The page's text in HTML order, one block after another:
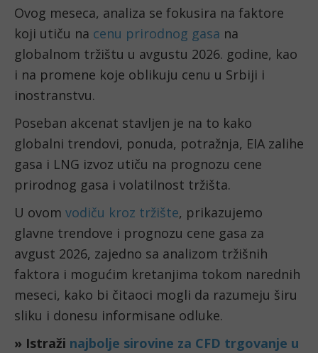
Ovog meseca, analiza se fokusira na faktore
koji utiču na cenu prirodnog gasa na
globalnom tržištu u avgustu 2026. godine, kao
i na promene koje oblikuju cenu u Srbiji i
inostranstvu.
Poseban akcenat stavljen je na to kako
globalni trendovi, ponuda, potražnja, EIA zalihe
gasa i LNG izvoz utiču na prognozu cene
prirodnog gasa i volatilnost tržišta.
U ovom vodiču kroz tržište, prikazujemo
glavne trendove i prognozu cene gasa za
avgust 2026, zajedno sa analizom tržišnih
faktora i mogućim kretanjima tokom narednih
meseci, kako bi čitaoci mogli da razumeju širu
sliku i donesu informisane odluke.
» Istraži najbolje sirovine za CFD trgovanje u